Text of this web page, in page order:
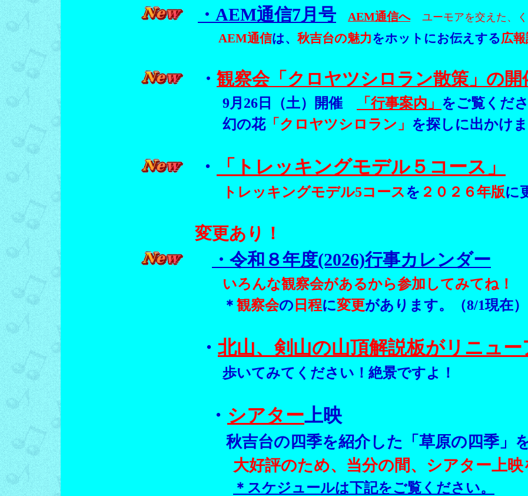
・AEM通信7月号 AEM通信へ ユーモアを交えた、
AEM通信は、 秋吉台の魅力をホットにお伝えする広
・ 観察会「クロヤツシロラン散策」の開
9月26日（土）開催 「行事案内」 をご覧くださ
幻の花「クロヤツシロラン」 を探しに出かけ
・ 「トレッキングモデル５コース」
トレッキングモデル5コースを ２０２６年版に
変更あり！
・令和８年度(2026)行事カレンダー
いろんな観察会があるから参加してみてね！
＊ 観察会の 日程に変更があります。（8/1現在）
・ 北山、 剣山の山頂解説板がリニュー
歩いてみてください！絶景ですよ！
・ シアター上映
秋吉台の四季を紹介した「草原の四季」
大好評のため、当分の間、シアター上映
＊スケジュールは下記をご覧ください。